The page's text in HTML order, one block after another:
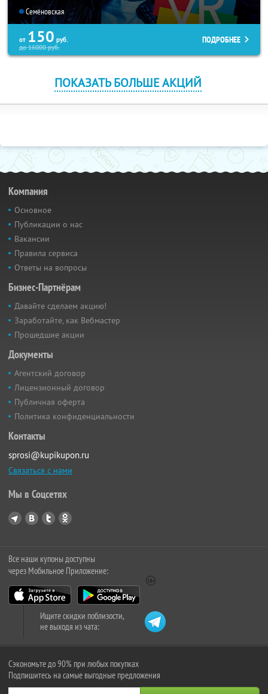
Семёновская
от 150 руб.
до16000руб.
ПОДРОБНЕЕ
ПОКАЗАТЬ БОЛЬШЕ АКЦИЙ
Компания
Основное
Публикации о нас
Вакансии
Правила сервиса
Ответы на вопросы
Бизнес-Партнёрам
Давайте сделаем акцию!
Заработайте, как Вебмастер
Прошедшие акции
Документы
Агентский договор
Лицензионный договор
Публичная оферта
Политика конфиденциальности
Контакты
sprosi@kupikupon.ru
Связаться с нами
Мы в Соцсетях
Все наши купоны доступны
через Мобильное Приложение:
Ищите скидки поблизости,
не выходя из чата:
Сэкономьте до 90% при любых покупках
Подпишитесь на самые выгодные предложения